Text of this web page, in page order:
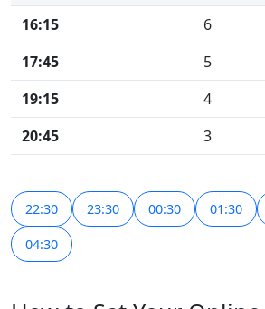
16:15
6
17:45
5
19:15
4
20:45
3
22:30 23:30 00:30 01:30
04:30